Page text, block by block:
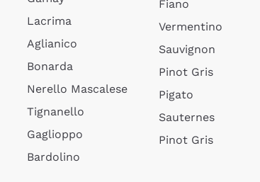
Lacrima
Aglianico
Bonarda
Nerello Mascalese
Tignanello
Gaglioppo
Bardolino
Fiano
Vermentino
Sauvignon
Pinot Gris
Pigato
Sauternes
Pinot Gris